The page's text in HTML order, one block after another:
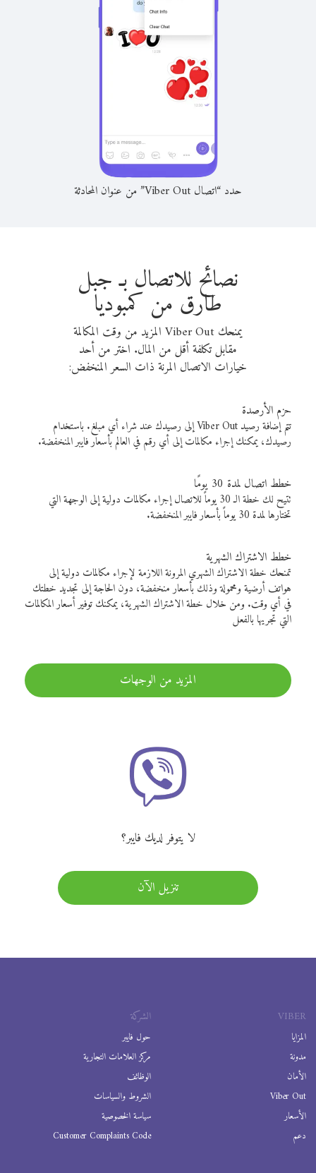
حدد “اتصال Viber Out” من عنوان المحادثة
نصائح للاتصال بـ جبل
طارق من كمبوديا
يمنحك Viber Out المزيد من وقت المكالمة
مقابل تكلفة أقل من المال. اختر من أحد
خيارات الاتصال المرنة ذات السعر المنخفض:
حزم الأرصدة
تتم إضافة رصيد Viber Out إلى رصيدك عند شراء أي مبلغ. باستخدام
رصيدك، يمكنك إجراء مكالمات إلى أي رقم في العالم بأسعار فايبر المنخفضة.
خطط اتصال لمدة 30 يومًا
تتيح لك خطة الـ 30 يوماً للاتصال إجراء مكالمات دولية إلى الوجهة التي
تختارها لمدة 30 يوماً بأسعار فايبر المنخفضة.
خطط الاشتراك الشهرية
تمنحك خطة الاشتراك الشهري المرونة اللازمة لإجراء مكالمات دولية إلى
هواتف أرضية ومحمولة وذلك بأسعار منخفضة، دون الحاجة إلى تجديد خطتك
في أي وقت. ومن خلال خطة الاشتراك الشهرية، يمكنك توفير أسعار المكالمات
التي تجريها بالفعل
المزيد من الوجهات
لا يتوفر لديك فايبر؟
تنزيل الآن
VIBER
المزايا
مدونة
الأمان
Viber Out
الأسعار
دعم
الشركة
حول فايبر
مركز العلامات التجارية
الوظائف
الشروط والسياسات
سياسة الخصوصية
Customer Complaints Code